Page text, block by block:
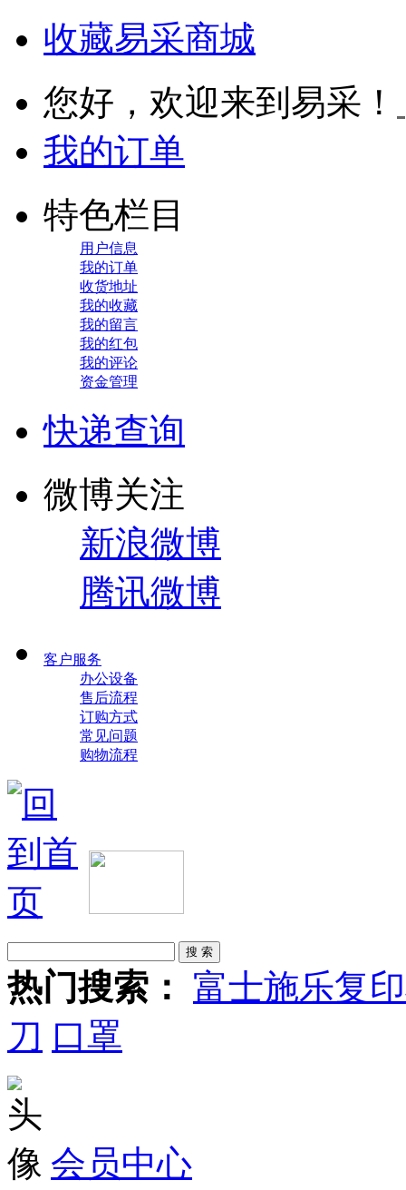
收藏易采商城
您好，欢迎来到易采！
我的订单
特色栏目
用户信息
我的订单
收货地址
我的收藏
我的留言
我的红包
我的评论
资金管理
快递查询
微博关注
新浪微博
腾讯微博
客户服务
办公设备
售后流程
订购方式
常见问题
购物流程
热门搜索：
富士施乐复
刀 口罩
会员中心